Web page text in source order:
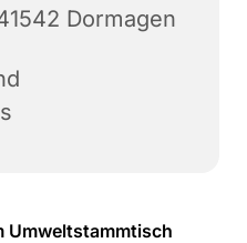
Dormagen
Umweltstammtisch